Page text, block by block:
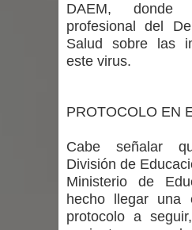
proceso de
DAEM, donde
profesional del
Salud sobre las
este virus.
PROTOCOLO EN
Cabe señalar
División de
Ministerio de
hecho llegar una
protocolo a